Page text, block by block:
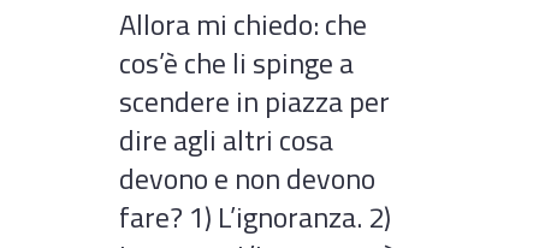
Allora mi chiedo: che
cos’è che li spinge a
scendere in piazza per
dire agli altri cosa
devono e non devono
fare? 1) L’ignoranza. 2)